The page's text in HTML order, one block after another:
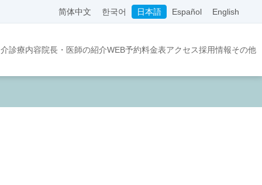
简体中文 한국어 日本語 Español English
診療内容院長・医師の紹介WEB予約料金表アクセス採用情報その他